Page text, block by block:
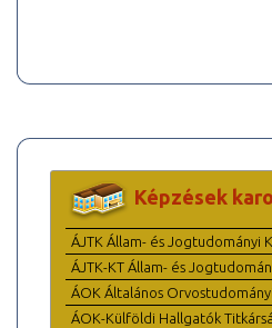
Képzések
ÁJTK Állam- és Jogtudományi
ÁJTK-KT Állam- és
ÁOK Általános
ÁOK-Külföldi Hallgatók